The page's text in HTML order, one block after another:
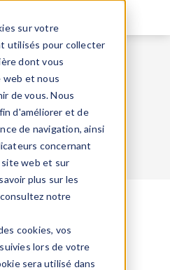
sur votre
utilisés pour collecter
dont vous
web et nous
de vous. Nous
d'améliorer et de
de navigation, ainsi
concernant
site web et sur
plus sur les
notre
cookies, vos
lors de votre
sera utilisé dans
polluer les eaux